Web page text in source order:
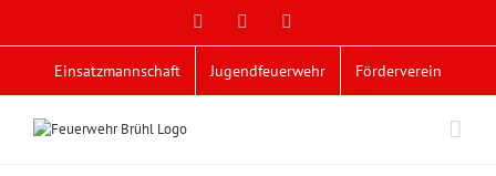
Facebook
Einsatzmannschaft Jugendfeuerwehr Förderverein